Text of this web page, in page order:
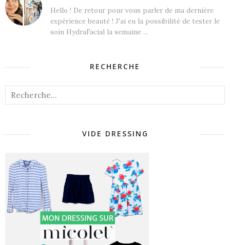
Hello ! De retour pour vous parler de ma dernière
expérience beauté ! J'ai eu la possibilité de tester le
soin HydraFacial la semaine ...
RECHERCHE
VIDE DRESSING